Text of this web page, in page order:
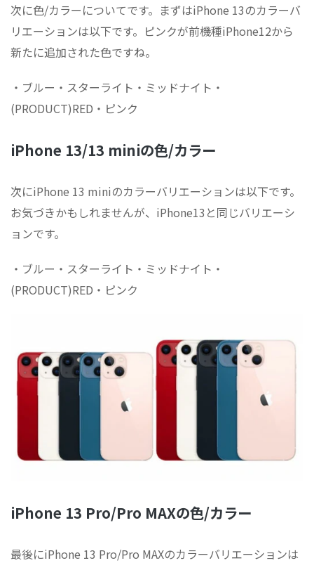
次に色/カラーについてです。まずはiPhone 13のカラーバ
リエーションは以下です。ピンクが前機種iPhone12から
新たに追加された色ですね。
・ブルー・スターライト・ミッドナイト・
(PRODUCT)RED・ピンク
iPhone 13/13 miniの色/カラー
次にiPhone 13 miniのカラーバリエーションは以下です。
お気づきかもしれませんが、iPhone13と同じバリエーシ
ョンです。
・ブルー・スターライト・ミッドナイト・
(PRODUCT)RED・ピンク
iPhone 13 Pro/Pro MAXの色/カラー
最後にiPhone 13 Pro/Pro MAXのカラーバリエーションは